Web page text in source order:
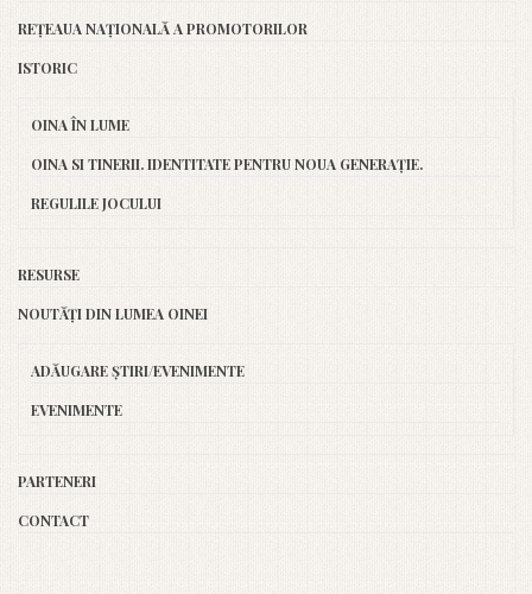
REȚEAUA NAȚIONALĂ A PROMOTORILOR
ISTORIC
OINA ÎN LUME
OINA SI TINERII. IDENTITATE PENTRU NOUA GENERAȚIE.
REGULILE JOCULUI
RESURSE
NOUTĂȚI DIN LUMEA OINEI
ADĂUGARE ȘTIRI/EVENIMENTE
EVENIMENTE
PARTENERI
CONTACT